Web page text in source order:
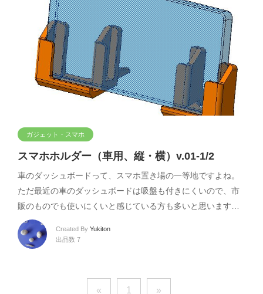
ガジェット・スマホ
スマホホルダー（車用、縦・横）v.01-1/2
車のダッシュボードって、スマホ置き場の一等地ですよね。
ただ最近の車のダッシュボードは吸盤も付きにくいので、市
販のものでも使いにくいと感じている方も多いと思います…
Created By Yukiton
出品数 7
« 1 »